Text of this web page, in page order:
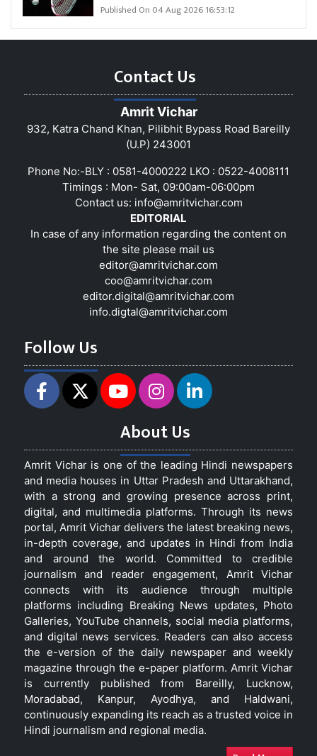
Published On 04 Aug 2026 16:53:12
Contact Us
Amrit Vichar
932, Katra Chand Khan, Pilibhit Bypass Road Bareilly
(U.P) 243001
Phone No:-BLY : 0581-4000222 LKO : 0522-4008111
Timings : Mon- Sat, 09:00am-06:00pm
Contact us: info@amritvichar.com
EDITORIAL
In case of any information regarding the content on
the site please mail us
editor@amritvichar.com
coo@amritvichar.com
editor.digital@amritvichar.com
info.digtal@amritvichar.com
Follow Us
About Us
Amrit Vichar is one of the leading Hindi newspapers
and media houses in Uttar Pradesh and Uttarakhand,
with a strong and growing presence across print,
digital, and multimedia platforms. Through its news
portal, Amrit Vichar delivers the latest breaking news,
in-depth coverage, and updates in Hindi from India
and around the world. Committed to credible
journalism and reader engagement, Amrit Vichar
connects with its audience through multiple
platforms including Breaking News updates, Photo
Galleries, YouTube channels, social media platforms,
and digital news services. Readers can also access
the e-version of the daily newspaper and weekly
magazine through the e-paper platform. Amrit Vichar
is currently published from Bareilly, Lucknow,
Moradabad, Kanpur, Ayodhya, and Haldwani,
continuously expanding its reach as a trusted voice in
Hindi journalism and regional media.